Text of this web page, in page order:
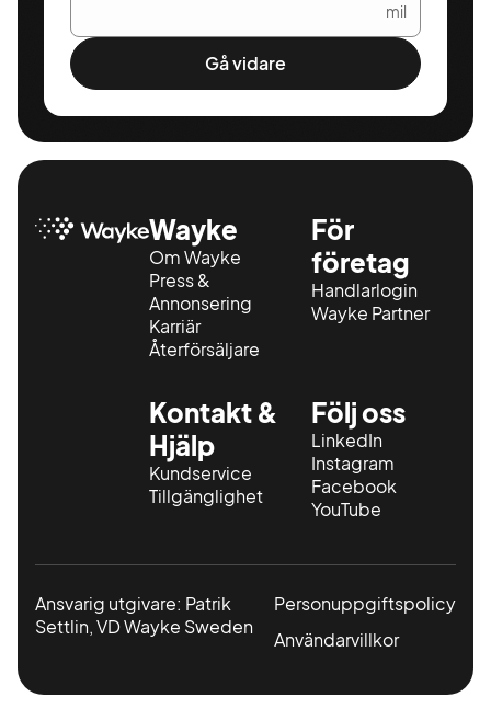
mil
Gå vidare
Wayke
Om Wayke
Press &
Annonsering
Karriär
Återförsäljare
För
företag
Handlarlogin
Wayke Partner
Kontakt &
Hjälp
Kundservice
Tillgänglighet
Följ oss
LinkedIn
Instagram
Facebook
YouTube
Ansvarig utgivare: Patrik
Settlin, VD Wayke Sweden
Personuppgiftspolicy
Användarvillkor